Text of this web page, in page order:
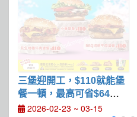
三堡迎開工，$110就能堡
餐一頓，最高可省$64，
好康價6折起
2026-02-23 ~ 03-15